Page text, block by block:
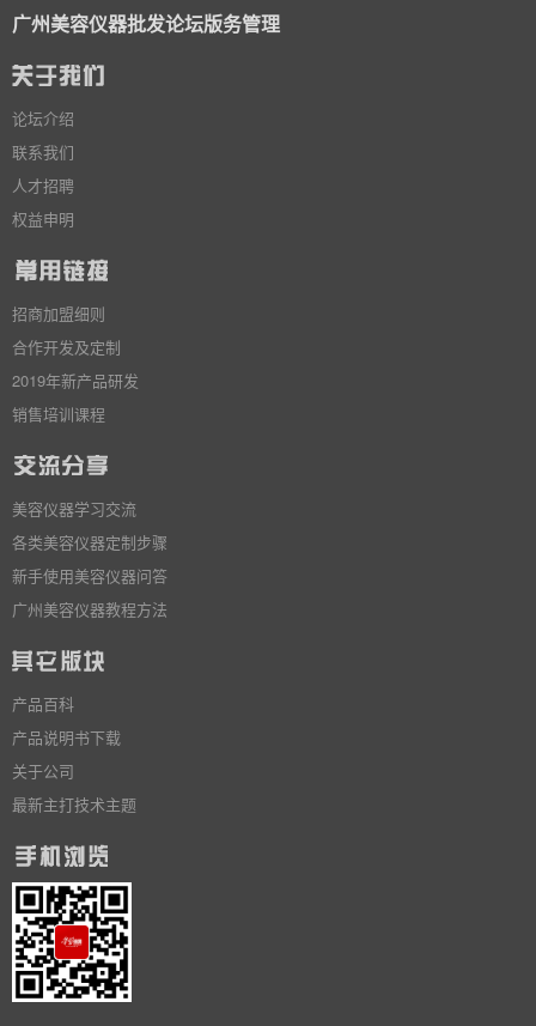
广州美容仪器批发论坛版务管理
论坛介绍
联系我们
人才招聘
权益申明
招商加盟细则
合作开发及定制
2019年新产品研发
销售培训课程
美容仪器学习交流
各类美容仪器定制步骤
新手使用美容仪器问答
广州美容仪器教程方法
产品百科
产品说明书下载
关于公司
最新主打技术主题